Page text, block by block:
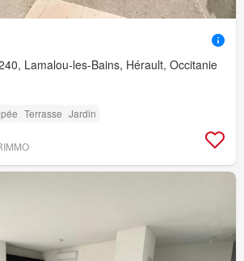
Lamalou-les-Bains, Hérault, Occitanie
Terrasse Jardin